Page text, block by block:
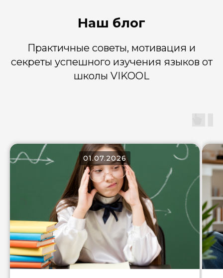
Наш блог
Практичные советы, мотивация и
секреты успешного изучения языков от
школы VIKOOL
01.07.2026